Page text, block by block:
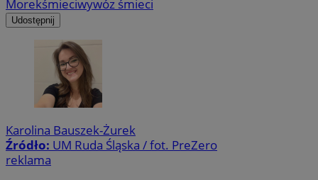
Morekśmieciwywóz śmieci
Udostępnij
Karolina Bauszek-Żurek
Źródło: UM Ruda Śląska / fot. PreZero
reklama